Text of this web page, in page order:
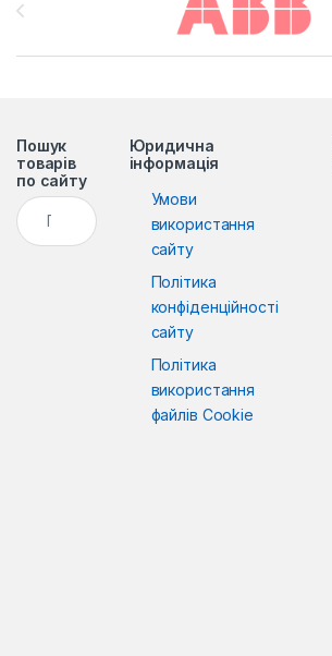
Пошук
товарів
по сайту
Пошук:
Юридична
інформація
Умови
використання
сайту
Політика
конфіденційності
сайту
Політика
використання
файлів Cookie